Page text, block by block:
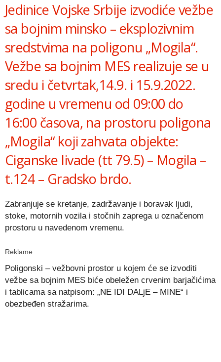
Jedinice Vojske Srbije izvodiće vežbe
sa bojnim minsko – eksplozivnim
sredstvima na poligonu „Mogila“.
Vežbe sa bojnim MES realizuje se u
sredu i četvrtak,14.9. i 15.9.2022.
godine u vremenu od 09:00 do
16:00 časova, na prostoru poligona
„Mogila“ koji zahvata objekte:
Ciganske livade (tt 79.5) – Mogila –
t.124 – Gradsko brdo.
Zabranjuje se kretanje, zadržavanje i boravak ljudi,
stoke, motornih vozila i stočnih zaprega u označenom
prostoru u navedenom vremenu.
Reklame
Poligonski – vežbovni prostor u kojem će se izvoditi
vežbe sa bojnim MES biće obeležen crvenim barjačićima
i tablicama sa natpisom: „NE IDI DALjE – MINE“ i
obezbeđen stražarima.